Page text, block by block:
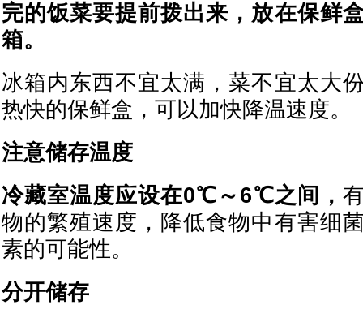
完的饭菜要提前拨出来，放在保鲜
箱。
冰箱内东西不宜太满，菜不宜太大
热快的保鲜盒，可以加快降温速度。
注意储存温度
冷藏室温度应设在0℃～6℃之间，
物的繁殖速度，降低食物中有害细
素的可能性。
分开储存